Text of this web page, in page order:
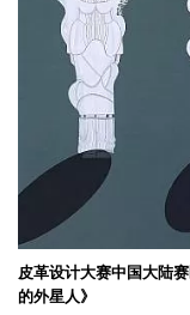
皮革设计大赛中国大陆
的外星人》